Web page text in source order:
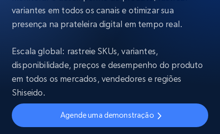
variantes em todos os canais e otimizar sua
presença na prateleira digital em tempo real.
Escala global: rastreie SKUs, variantes,
disponibilidade, preços e desempenho do produto
em todos os mercados, vendedores e regiões
Shiseido.
Agende uma demonstração